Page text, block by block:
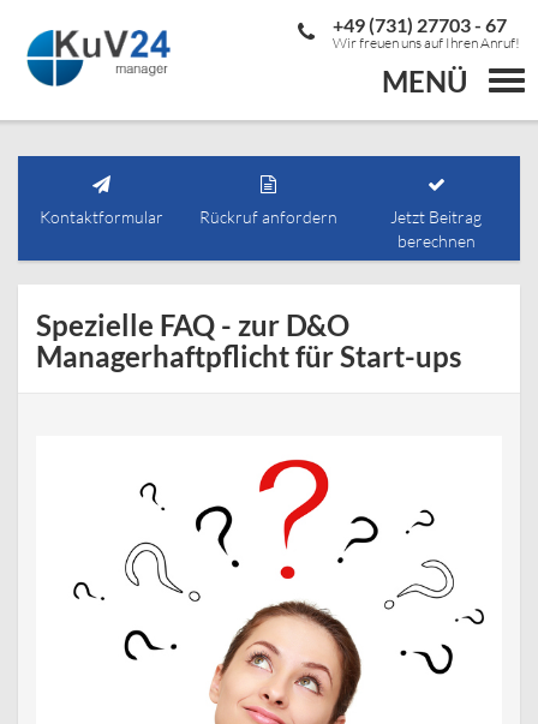
MENÜ
+49 (731) 27703 - 67
Wir freuen uns auf Ihren Anruf!
Kontaktformular Rückruf anfordern
Jetzt Beitrag
berechnen
Spezielle FAQ - zur D&O
Managerhaftpflicht für Start-ups